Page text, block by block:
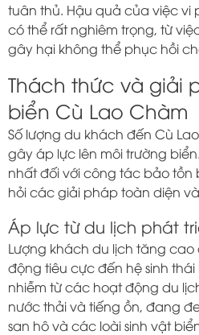
tuân thủ. Hậu quả của việc
có thể rất nghiêm trọng, từ
gây hại không thể phục hồi
Thách thức và giải
biển Cù Lao Chàm
Số lượng du khách đến Cù
gây áp lực lên môi trường
nhất đối với công tác bảo tồn
hỏi các giải pháp toàn diện
Áp lực từ du lịch phát
Lượng khách du lịch tăng
động tiêu cực đến hệ sinh
nhiễm từ các hoạt động du
nước thải và tiếng ồn, đang
san hô và các loài sinh vật